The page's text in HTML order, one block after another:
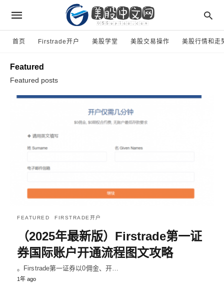
首页 Firstrade开户 美股学堂 美股交易操作 美股行情和走
Featured
Featured posts
FEATURED FIRSTRADE开户
（2025年最新版）Firstrade第一证
券国际账户开通流程图文攻略
。Firstrade第一证券以0佣金、开…
1年 ago